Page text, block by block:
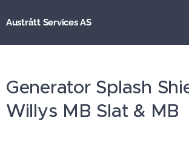
Austrått Services AS
Generator Splash
Willys MB Slat & MB